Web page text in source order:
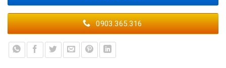
0903.365.316